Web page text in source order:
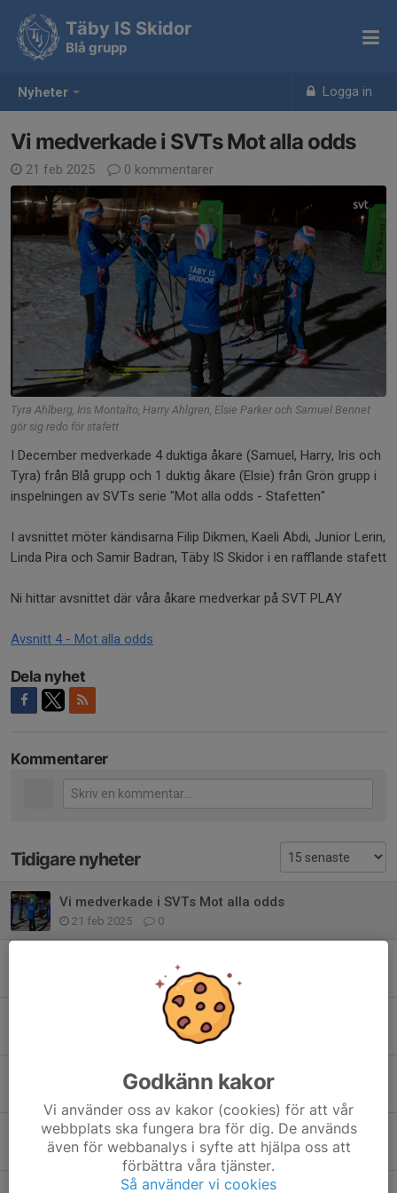
Nyheter Logga in
Täby IS Skidor
Blå grupp
Vi medverkade i SVTs Mot alla odds
21 feb 2025 0 kommentarer
Tyra Ahlberg, Iris Montalto, Harry Ahlgren, Elsie Parker och Samuel Bennet
gör sig redo för stafett
I December medverkade 4 duktiga åkare (Samuel, Harry, Iris och
Tyra) från Blå grupp och 1 duktig åkare (Elsie) från Grön grupp i
inspelningen av SVTs serie "Mot alla odds - Stafetten"
I avsnittet möter kändisarna Filip Dikmen, Kaeli Abdi, Junior Lerin,
Linda Pira och Samir Badran, Täby IS Skidor i en rafflande stafett
Ni hittar avsnittet där våra åkare medverkar på SVT PLAY
Avsnitt 4 - Mot alla odds
Dela nyhet
Kommentarer
Tidigare nyheter
Vi medverkade i SVTs Mot alla odds
21 feb 2025 0
0
Spårboden bemanning Blå grupp
17 dec 2024
Ni vet väl om att vi har en Whatsapp-grupp?
8 sep 2024 0
Godkänn kakor
Vi använder oss av kakor (cookies) för att vår
webbplats ska fungera bra för dig. De används
även för webbanalys i syfte att hjälpa oss att
förbättra våra tjänster.
Så använder vi cookies